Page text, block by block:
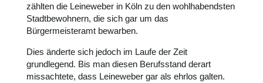
zählten die Leineweber in Köln zu den wohlhabendsten
Stadtbewohnern, die sich gar um das
Bürgermeisteramt bewarben.
Dies änderte sich jedoch im Laufe der Zeit
grundlegend. Bis man diesen Berufsstand derart
missachtete, dass Leineweber gar als ehrlos galten.